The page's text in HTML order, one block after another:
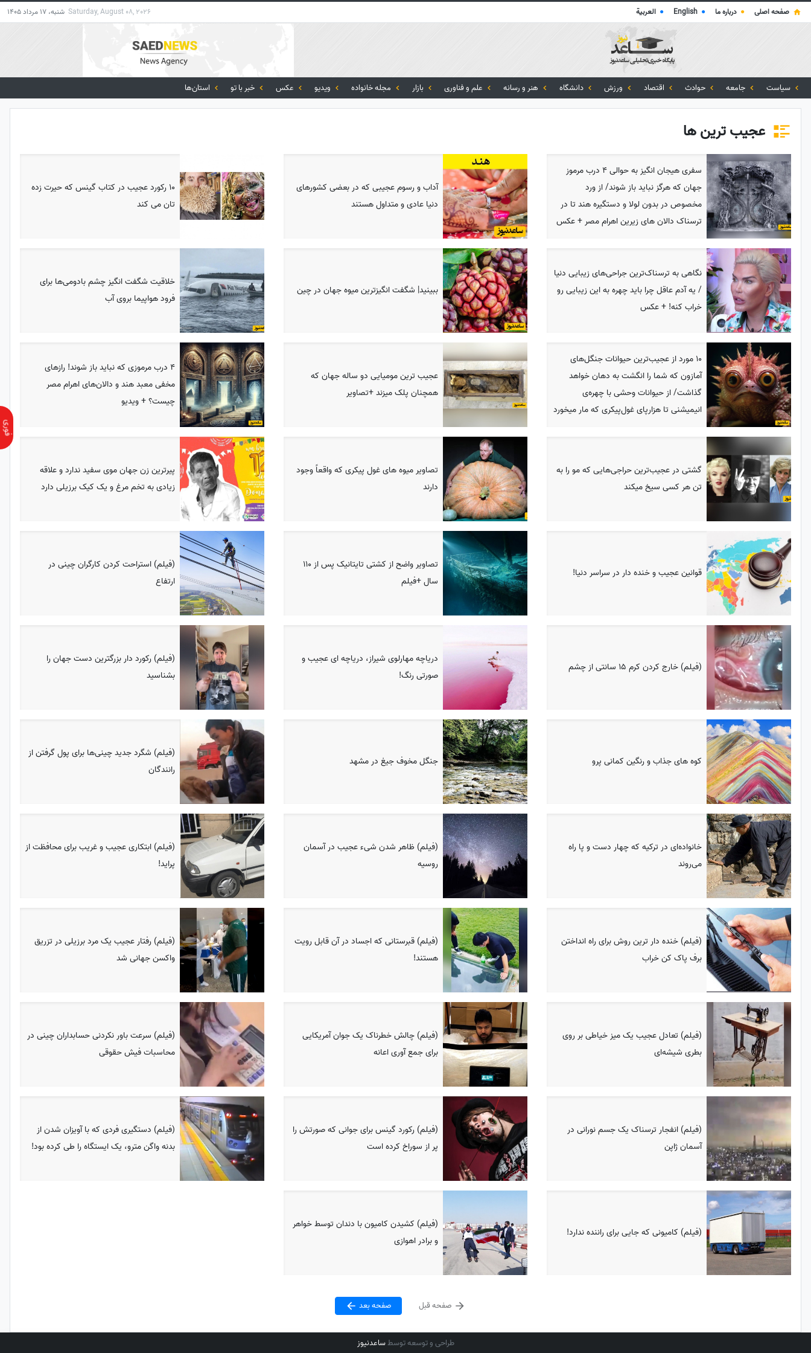
صفحه اصلی ● درباره ما ●
English
● العربية Saturday, August 08, 2026 شنبه، 17 مرداد 1405
سیاست جامعه حوادث اقتصاد ورزش دانشگاه هنر و رسانه علم و فناوری بازار مجله خانواده ویدیو عکس خبر با تو استان‌ها
عجیب ترین ها
سفری هیجان انگیز به حوالی 4 درب مرموز
جهان که هرگز نباید باز شوند/ از ورد
مخصوص در بدون لولا و دستگیره هند تا در
ترسناک دالان های زیرین اهرام مصر + عکس
آداب و رسوم عجیبی که در بعضی کشورهای
دنیا عادی و متداول هستند
۱۰ رکورد عجیب در کتاب گینس که حیرت زده
تان می کند
نگاهی به ترسناک‌ترین جراحی‌های زیبایی دنیا
/ یه آدم عاقل چرا باید چهره به این زیبایی رو
خراب کنه! + عکس
ببینید| شگفت انگیزترین میوه جهان در چین
خلاقیت شگفت انگیز چشم بادومی‌ها برای
فرود هواپیما بروی آب
10 مورد از عجیب‌ترین حیوانات جنگل‌های
آمازون که شما را انگشت به دهان خواهد
گذاشت/ از حیوانات وحشی با چهره‌ی
انیمیشنی تا هزارپای غول‌پیکری که مار میخورد
عجیب ترین مومیایی دو ساله جهان که
همچنان پلک میزند +تصاویر
4 درب مرموزی که نباید باز شوند! رازهای
مخفی معبد هند و دالان‌های اهرام مصر
چیست؟ + ویدیو
گشتی در عجیب‌ترین حراجی‌هایی که مو را به
تن هر کسی سیخ میکند
تصاویر میوه های غول پیکری که واقعاً وجود
دارند
پیرترین زن جهان موی سفید ندارد و علاقه
زیادی به تخم مرغ و یک کیک برزیلی دارد
قوانین عجیب و خنده دار در سراسر دنیا!
تصاویر واضح از کشتی تایتانیک پس از 110
سال +فیلم
(فیلم) استراحت کردن کارگران چینی در
ارتفاع
(فیلم) خارج کردن کرم ۱۵ سانتی از چشم
دریاچه مهارلوی شیراز، دریاچه ای عجیب و
صورتی رنگ!
(فیلم) رکورد دار بزرگترین دست جهان را
بشناسید
کوه های جذاب و رنگین کمانی پرو جنگل مخوف جیغ در مشهد
(فیلم) شگرد جدید چینی‌ها برای پول گرفتن از
رانندگان
خانواده‌ای در ترکیه که چهار دست و پا راه
می‌روند
(فیلم) ظاهر شدن شیء عجیب در آسمان
روسیه
(فیلم) ابتکاری عجیب و غریب برای محافظت از
پراید!
(فیلم) خنده دار ترین روش برای راه انداختن
برف پاک کن خراب
(فیلم) قبرستانی که اجساد در آن قابل رویت
هستند!
(فیلم) رفتار عجیب یک مرد برزیلی در تزریق
واکسن جهانی شد
(فیلم) تعادل عجیب یک میز خیاطی بر روی
بطری‌ شیشه‌ای
(فیلم) چالش خطرناک یک جوان آمریکایی
برای جمع آوری اعانه
(فیلم) سرعت باور نکردنی حسابداران چینی در
محاسبات فیش حقوقی
(فیلم) انفجار ترسناک یک جسم نورانی در
آسمان ژاپن
(فیلم) رکورد گینس برای جوانی که صورتش را
پر از سوراخ کرده است
(فیلم) دستگیری فردی که با آویزان شدن از
بدنه واگن مترو، یک ایستگاه را طی کرده بود!
(فیلم) کامیونی که جایی برای راننده ندارد!
(فیلم) کشیدن کامیون با دندان توسط خواهر
و برادر اهوازی
صفحه قبل صفحه بعد
طراحی و توسعه توسطساعدنیوز